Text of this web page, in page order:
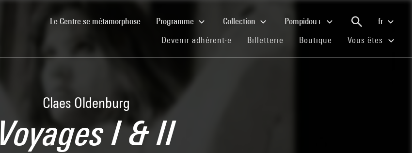
Le Centre se métamorphose(current)Programme Collection Pompidou+
fr
Devenir adhérent·e (current)
Billetterie (current)
Boutique (current)
Vous êtes
Claes Oldenburg
Voyages I & II